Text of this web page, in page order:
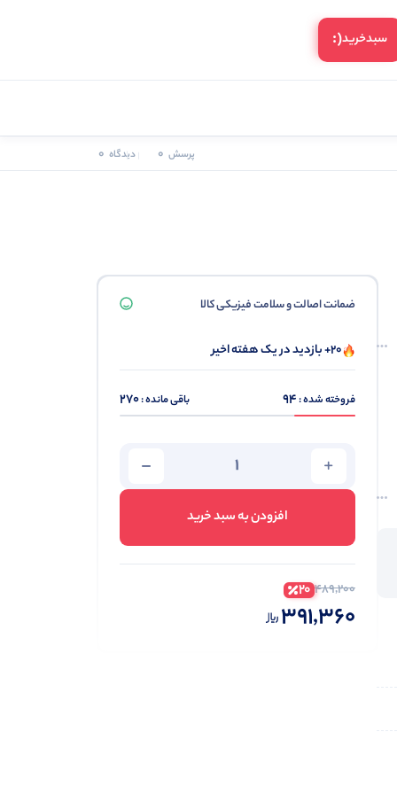
سبد‌خرید(:
پرسش 0 دیدگاه 0
ضمانت اصالت و سلامت فیزیکی کالا
20+ بازدید در یک هفته اخیر
فروخته شده :94 باقی مانده :270
افزودن به سبد خرید
489,200
20
391,360